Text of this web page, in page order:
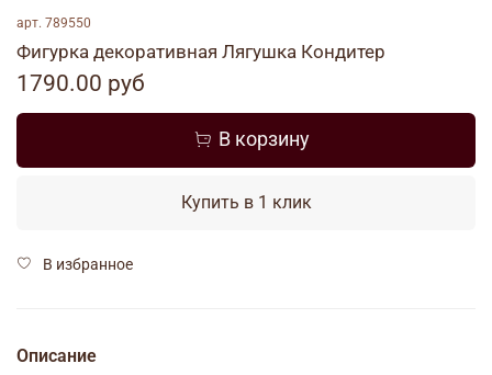
арт. 789550
Фигурка декоративная Лягушка Кондитер
1790.00 руб
В корзину
Купить в 1 клик
В избранное
Описание